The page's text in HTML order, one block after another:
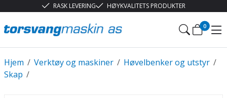
RASK LEVERING HØYKVALITETS PRODUKTER
0
/
Hjem /
Verktøy og maskiner /
Høvelbenker og utstyr
/
Skap